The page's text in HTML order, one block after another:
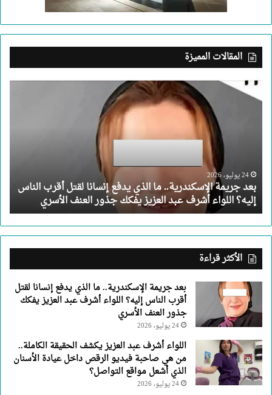
المقالات المميزة
بعد
جريمة
لقتل
أقرب
الناس
إليه؟
اللواء
أشرف
عبد
العزيز
جذور
العنف
الأسري
24 يوليو، 2026
بعد جريمة الإسكندرية.. ما الذي يدفع إنسانا لقتل أقرب الناس
إليه؟ اللواء أشرف عبد العزيز يفكك جذور العنف الأسري
الأكثر قراءة
بعد جريمة الإسكندرية.. ما الذي يدفع إنسانا لقتل
أقرب الناس إليه؟ اللواء أشرف عبد العزيز يفكك
جذور العنف الأسري
24 يوليو، 2026
اللواء أشرف عبد العزيز يكشف الحقيقة الكاملة..
من هي صاحبة فيديو الرقص داخل عيادة الأسنان
الذي أشعل مواقع التواصل؟
24 يوليو، 2026